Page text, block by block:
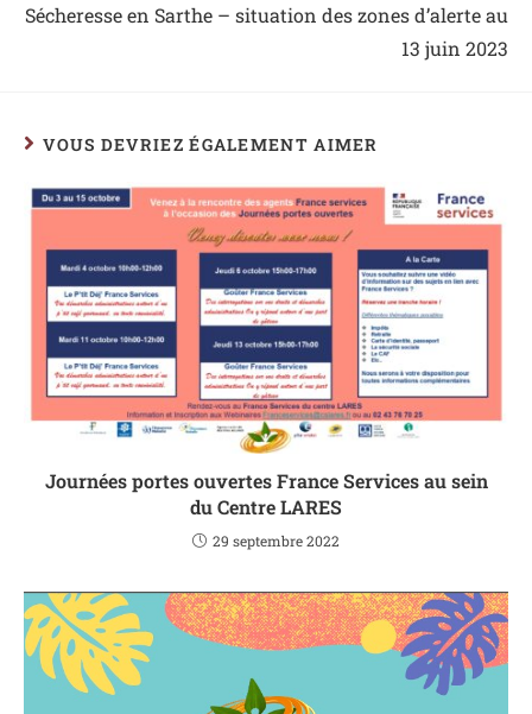
Sécheresse en Sarthe – situation des zones d’alerte au
13 juin 2023
VOUS DEVRIEZ ÉGALEMENT AIMER
Journées portes ouvertes France Services au sein
du Centre LARES
29 septembre 2022